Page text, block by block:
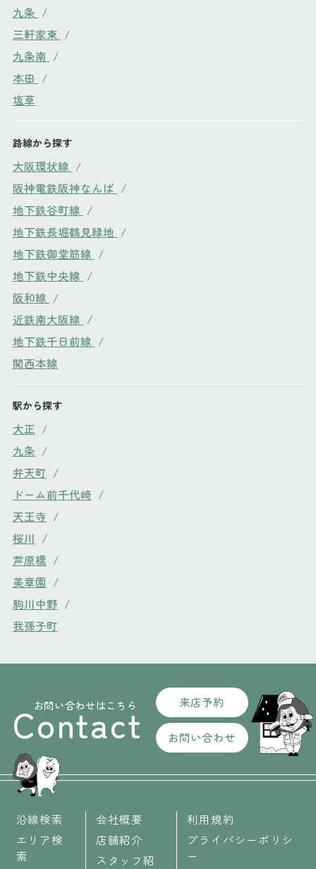
九条 /
三軒家東 /
九条南 /
本田 /
塩草
路線から探す
大阪環状線 /
阪神電鉄阪神なんば /
地下鉄谷町線 /
地下鉄長堀鶴見緑地 /
地下鉄御堂筋線 /
地下鉄中央線 /
阪和線 /
近鉄南大阪線 /
地下鉄千日前線 /
関西本線
駅から探す
大正 /
九条 /
弁天町 /
ドーム前千代崎 /
天王寺 /
桜川 /
芦原橋 /
美章園 /
駒川中野 /
我孫子町
お問い合わせはこちら
Contact 来店予約
お問い合わせ
沿線検索
エリア検
索
会社概要
店舗紹介
スタッフ紹
利用規約
プライバシーポリシ
ー